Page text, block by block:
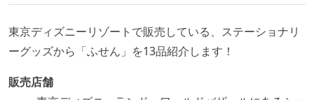
東京ディズニーリゾートで販売している、ステーショナリ
ーグッズから「ふせん」を13品紹介します！
販売店舗